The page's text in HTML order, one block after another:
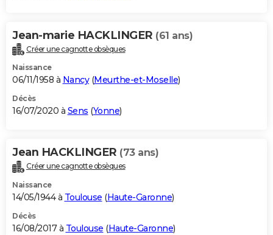
Jean-marie HACKLINGER (61 ans)
Créer une cagnotte obsèques
Naissance
06/11/1958 à Nancy(Meurthe-et-Moselle)
Décès
16/07/2020 à Sens (Yonne)
Jean HACKLINGER (73 ans)
Créer une cagnotte obsèques
Naissance
14/05/1944 à Toulouse (Haute-Garonne)
Décès
16/08/2017 à Toulouse (Haute-Garonne)